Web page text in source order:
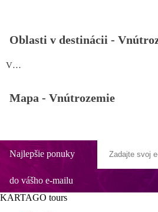
Oblasti v destinácii -
Vnútrozemie
Mapa - Vnútrozemie
Najlepšie ponuky
do vášho e-mailu
KARTAGO tours